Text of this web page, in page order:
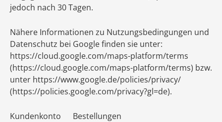
jedoch nach 30 Tagen.
Nähere Informationen zu Nutzungsbedingungen und
Datenschutz bei Google finden sie unter:
https://cloud.google.com/maps-platform/terms
(https://cloud.google.com/maps-platform/terms) bzw.
unter https://www.google.de/policies/privacy/
(https://policies.google.com/privacy?gl=de).
Kundenkonto Bestellungen